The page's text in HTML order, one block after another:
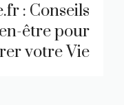
: Conseils
être pour
votre Vie